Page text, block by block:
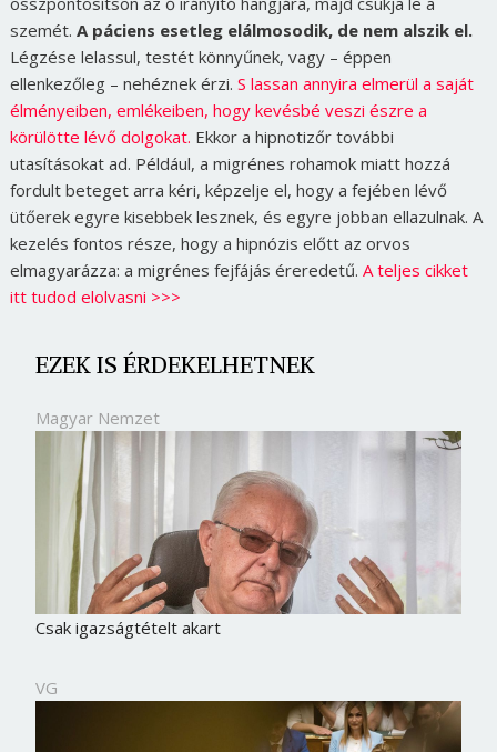
szemét. A páciens esetleg elálmosodik, de nem alszik el.
Légzése lelassul, testét könnyűnek, vagy – éppen
ellenkezőleg – nehéznek érzi. S lassan annyira elmerül a saját
élményeiben, emlékeiben, hogy kevésbé veszi észre a
körülötte lévő dolgokat. Ekkor a hipnotizőr további
utasításokat ad. Például, a migrénes rohamok miatt hozzá
fordult beteget arra kéri, képzelje el, hogy a fejében lévő
ütőerek egyre kisebbek lesznek, és egyre jobban ellazulnak. A
kezelés fontos része, hogy a hipnózis előtt az orvos
elmagyarázza: a migrénes fejfájás éreredetű. A teljes cikket
itt tudod elolvasni >>>
EZEK IS ÉRDEKELHETNEK
Magyar Nemzet
Csak igazságtételt akart
VG